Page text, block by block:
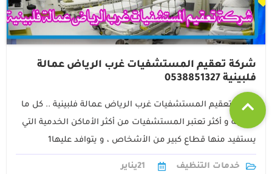
شركة تعقيم المستشفيات غرب الرياض عمالة
فلبينية 0538851327
شركة تعقيم المستشفيات غرب الرياض عمالة فلبينية .. كل ما
تحتاجه و أكثر تعتبر المستشفيات من أكثر الأماكن الخدمية التي
يستفيد منها قطاع كبير من الأشخاص ، و يتوافد عليها1
خدمات التنظيف 21يناير